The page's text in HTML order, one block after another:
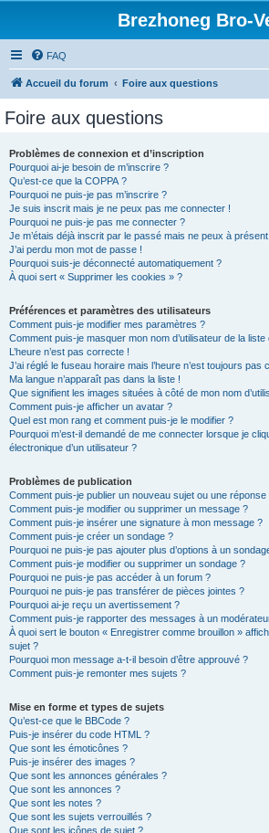
Brezhoneg Bro-
FAQ
Accueil du forum Foire aux questions
Foire aux questions
Problèmes de connexion et d’inscription
Pourquoi ai-je besoin de m’inscrire ?
Qu’est-ce que la COPPA ?
Pourquoi ne puis-je pas m’inscrire ?
Je suis inscrit mais je ne peux pas me connecter !
Pourquoi ne puis-je pas me connecter ?
Je m’étais déjà inscrit par le passé mais ne peux à
J’ai perdu mon mot de passe !
Pourquoi suis-je déconnecté automatiquement ?
À quoi sert « Supprimer les cookies » ?
Préférences et paramètres des utilisateurs
Comment puis-je modifier mes paramètres ?
Comment puis-je masquer mon nom d’utilisateur de la
L’heure n’est pas correcte !
J’ai réglé le fuseau horaire mais l’heure n’est toujours pas
Ma langue n’apparaît pas dans la liste !
Que signifient les images situées à côté de mon nom
Comment puis-je afficher un avatar ?
Quel est mon rang et comment puis-je le modifier ?
Pourquoi m’est-il demandé de me connecter lorsque je
électronique d’un utilisateur ?
Problèmes de publication
Comment puis-je publier un nouveau sujet ou une réponse
Comment puis-je modifier ou supprimer un message ?
Comment puis-je insérer une signature à mon message ?
Comment puis-je créer un sondage ?
Pourquoi ne puis-je pas ajouter plus d’options à un
Comment puis-je modifier ou supprimer un sondage ?
Pourquoi ne puis-je pas accéder à un forum ?
Pourquoi ne puis-je pas transférer de pièces jointes ?
Pourquoi ai-je reçu un avertissement ?
Comment puis-je rapporter des messages à un
À quoi sert le bouton « Enregistrer comme brouillon »
sujet ?
Pourquoi mon message a-t-il besoin d’être approuvé ?
Comment puis-je remonter mes sujets ?
Mise en forme et types de sujets
Qu’est-ce que le BBCode ?
Puis-je insérer du code HTML ?
Que sont les émoticônes ?
Puis-je insérer des images ?
Que sont les annonces générales ?
Que sont les annonces ?
Que sont les notes ?
Que sont les sujets verrouillés ?
Que sont les icônes de sujet ?